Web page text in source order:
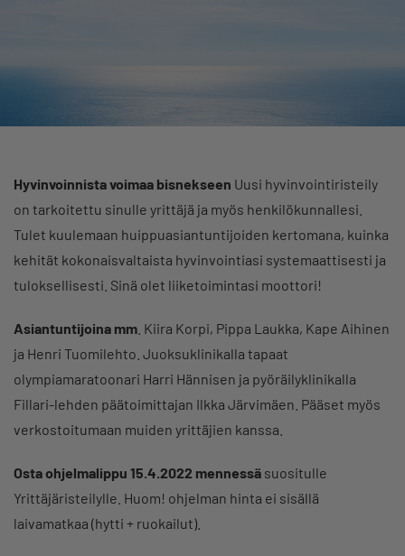
Hyvinvoinnista voimaa bisnekseen Uusi hyvinvointiristeily
on tarkoitettu sinulle yrittäjä ja myös henkilökunnallesi.
Tulet kuulemaan huippuasiantuntijoiden kertomana, kuinka
kehität kokonaisvaltaista hyvinvointiasi systemaattisesti ja
tuloksellisesti. Sinä olet liiketoimintasi moottori!
Asiantuntijoina mm . Kiira Korpi, Pippa Laukka, Kape Aihinen
ja Henri Tuomilehto. Juoksuklinikalla tapaat
olympiamaratoonari Harri Hännisen ja pyöräilyklinikalla
Fillari-lehden päätoimittajan Ilkka Järvimäen. Pääset myös
verkostoitumaan muiden yrittäjien kanssa.
Osta ohjelmalippu 15.4.2022 mennessä suositulle
Yrittäjäristeilylle. Huom! ohjelman hinta ei sisällä
laivamatkaa (hytti + ruokailut).